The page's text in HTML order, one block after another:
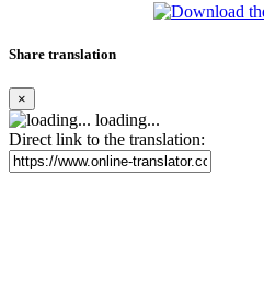
Share translation
×
loading...
Direct link to the translation: